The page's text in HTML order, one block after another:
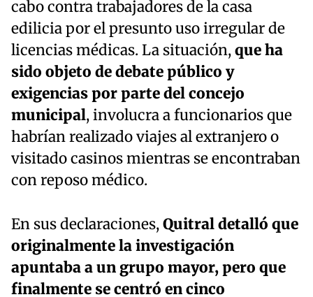
cabo contra trabajadores de la casa
edilicia por el presunto uso irregular de
licencias médicas. La situación,que ha
sido objeto de debate público y
exigencias por parte del concejo
municipal, involucra a funcionarios que
habrían realizado viajes al extranjero o
visitado casinos mientras se encontraban
con reposo médico.
En sus declaraciones,Quitral detalló que
originalmente la investigación
apuntaba a un grupo mayor, pero que
finalmente se centró en cinco